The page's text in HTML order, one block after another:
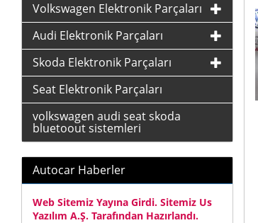
Volkswagen Elektronik Parçaları
Audi Elektronik Parçaları
Skoda Elektronik Parçaları
Seat Elektronik Parçaları
volkswagen audi seat skoda
bluetoout sistemleri
Autocar Haberler
Web Sitemiz Yayına Girdi. Sitemiz Us
Yazılım A.Ş. Tarafından Hazırlandı.
1k0907379bl
1k0614517dp
1k0614517at volkswagen
abs kontrol üniteleri